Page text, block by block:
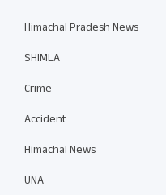
Himachal Pradesh News
SHIMLA
Crime
Accident
Himachal News
UNA